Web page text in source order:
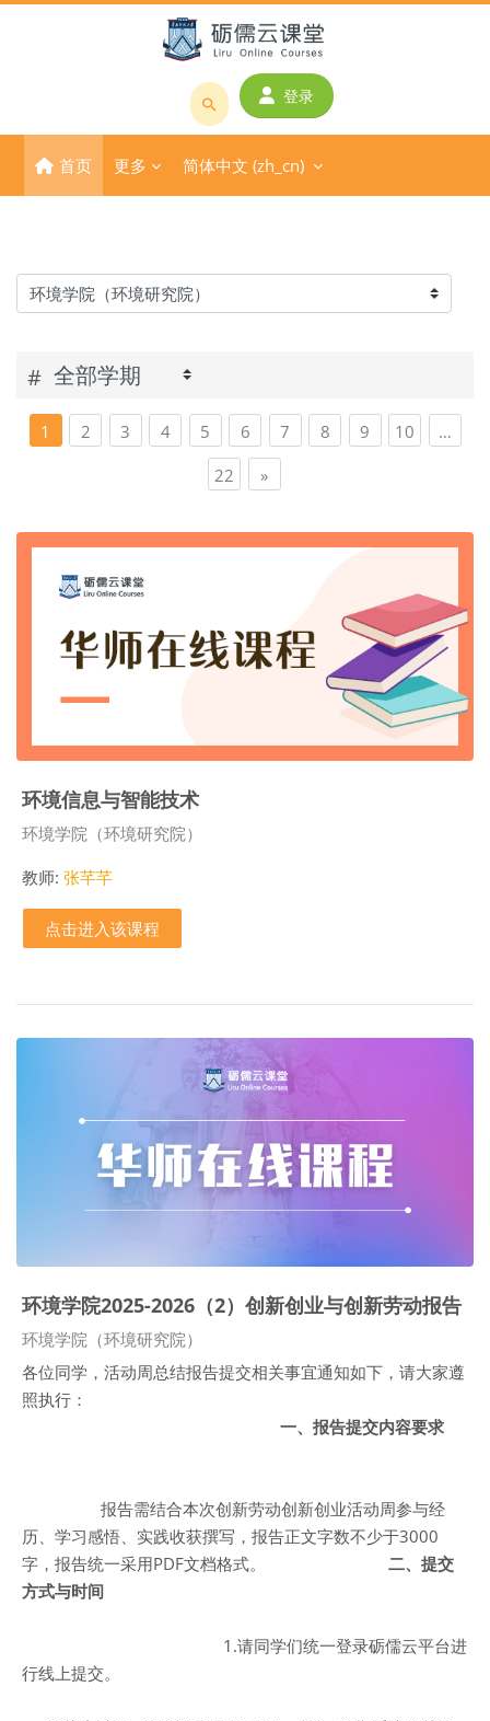
搜
课
程
师
名
登录
首页 更多 简体中文 ‎(zh_cn)‎
课程类别
#
1 2页 2 3 4页 4 5 6页 6 7 8页 8 9 页 910 页 10
…
22 页 22
»下一页
环境信息与智能技术
课程类别
环境学院（环境研究院）
教师: 张芊芊
点击进入该课程
环境学院2025-2026（2）创新创业与创新劳动报告
课程类别
环境学院（环境研究院）
各位同学，活动周总结报告提交相关事宜通知如下，请大家遵
照执行：
一、报告提交内容要求
报告需结合本次创新劳动创新创业活动周参与经
历、学习感悟、实践收获撰写，报告正文字数不少于3000
字，报告统一采用PDF文档格式。 二、提交
方式与时间
1.请同学们统一登录砺儒云平台进
行线上提交。